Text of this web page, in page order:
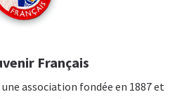
Français
association fondée en 1887 et